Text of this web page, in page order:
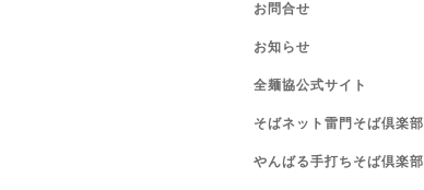
お問合せ
お知らせ
全麺協公式サイト
そばネット雷門そば倶楽部
やんばる手打ちそば倶楽部